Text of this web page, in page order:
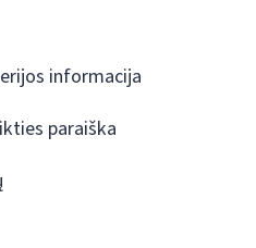
informacija
paraiška